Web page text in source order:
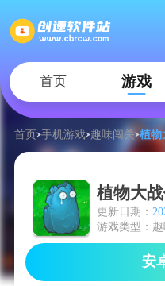
首页 游戏
首页 手机游戏 趣味闯关 植物
植物大
更新日期：
游戏类型：
安